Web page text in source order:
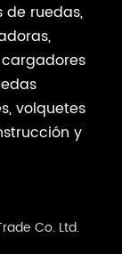
ruedas,
volquetes
y
Co. Ltd.